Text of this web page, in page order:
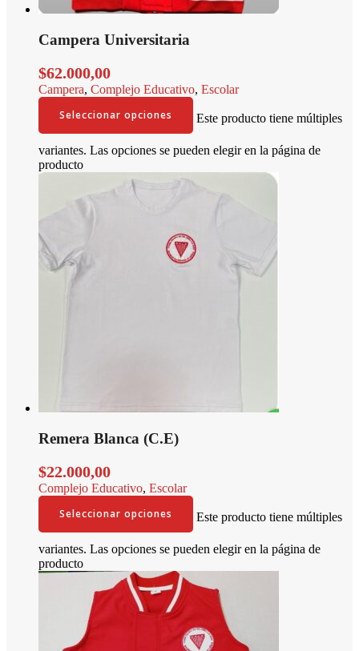
Campera Universitaria
$62.000,00
Campera, Complejo Educativo, Escolar
Seleccionar opciones
Este producto tiene múltiples
variantes. Las opciones se pueden elegir en la página de
producto
Remera Blanca (C.E)
$22.000,00
Complejo Educativo, Escolar
Seleccionar opciones
Este producto tiene múltiples
variantes. Las opciones se pueden elegir en la página de
producto